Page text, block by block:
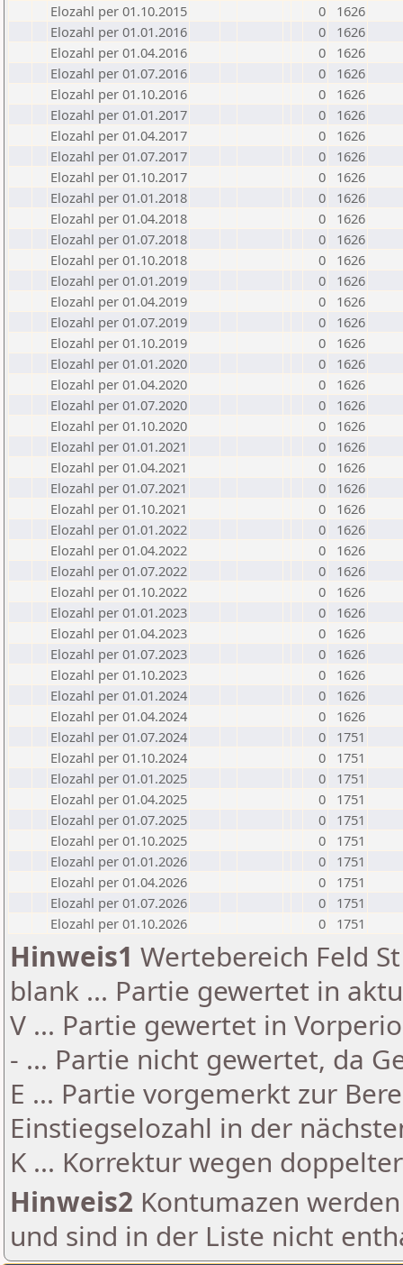
Elozahl per 01.10.2015
0
1626
Elozahl per 01.01.2016
0
1626
Elozahl per 01.04.2016
0
1626
Elozahl per 01.07.2016
0
1626
Elozahl per 01.10.2016
0
1626
Elozahl per 01.01.2017
0
1626
Elozahl per 01.04.2017
0
1626
Elozahl per 01.07.2017
0
1626
Elozahl per 01.10.2017
0
1626
Elozahl per 01.01.2018
0
1626
Elozahl per 01.04.2018
0
1626
Elozahl per 01.07.2018
0
1626
Elozahl per 01.10.2018
0
1626
Elozahl per 01.01.2019
0
1626
Elozahl per 01.04.2019
0
1626
Elozahl per 01.07.2019
0
1626
Elozahl per 01.10.2019
0
1626
Elozahl per 01.01.2020
0
1626
Elozahl per 01.04.2020
0
1626
Elozahl per 01.07.2020
0
1626
Elozahl per 01.10.2020
0
1626
Elozahl per 01.01.2021
0
1626
Elozahl per 01.04.2021
0
1626
Elozahl per 01.07.2021
0
1626
Elozahl per 01.10.2021
0
1626
Elozahl per 01.01.2022
0
1626
Elozahl per 01.04.2022
0
1626
Elozahl per 01.07.2022
0
1626
Elozahl per 01.10.2022
0
1626
Elozahl per 01.01.2023
0
1626
Elozahl per 01.04.2023
0
1626
Elozahl per 01.07.2023
0
1626
Elozahl per 01.10.2023
0
1626
Elozahl per 01.01.2024
0
1626
Elozahl per 01.04.2024
0
1626
Elozahl per 01.07.2024
0
1751
Elozahl per 01.10.2024
0
1751
Elozahl per 01.01.2025
0
1751
Elozahl per 01.04.2025
0
1751
Elozahl per 01.07.2025
0
1751
Elozahl per 01.10.2025
0
1751
Elozahl per 01.01.2026
0
1751
Elozahl per 01.04.2026
0
1751
Elozahl per 01.07.2026
0
1751
Elozahl per 01.10.2026
0 1751
Hinweis1 Wertebereich Feld
blank ... Partie gewertet in
V ... Partie gewertet in
- ... Partie nicht gewertet, da
E ... Partie vorgemerkt zur
Einstiegselozahl in der
K ... Korrektur wegen
Hinweis2 Kontumazen
und sind in der Liste nicht